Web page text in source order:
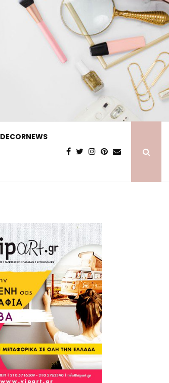
DECORNEWS